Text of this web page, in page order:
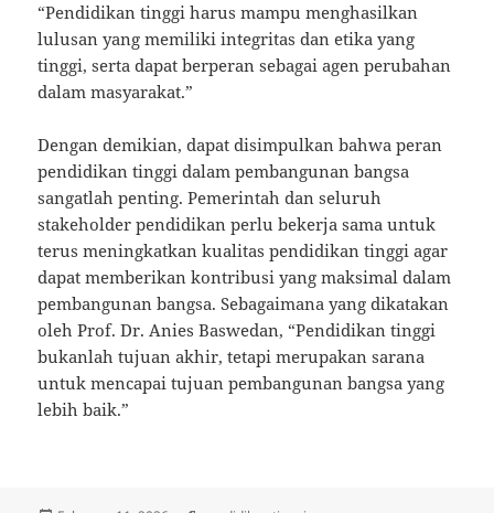
“Pendidikan tinggi harus mampu menghasilkan
lulusan yang memiliki integritas dan etika yang
tinggi, serta dapat berperan sebagai agen perubahan
dalam masyarakat.”
Dengan demikian, dapat disimpulkan bahwa peran
pendidikan tinggi dalam pembangunan bangsa
sangatlah penting. Pemerintah dan seluruh
stakeholder pendidikan perlu bekerja sama untuk
terus meningkatkan kualitas pendidikan tinggi agar
dapat memberikan kontribusi yang maksimal dalam
pembangunan bangsa. Sebagaimana yang dikatakan
oleh Prof. Dr. Anies Baswedan, “Pendidikan tinggi
bukanlah tujuan akhir, tetapi merupakan sarana
untuk mencapai tujuan pembangunan bangsa yang
lebih baik.”